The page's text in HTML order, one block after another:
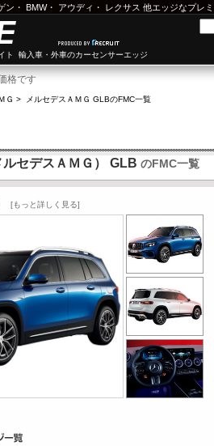
ン ・ BMW・ アウディ ・ レクサス 他エッジなプレ
ト 輸入車・外車のカーセンサーエッジ
格です
Ｇ > メルセデスＡＭＧ GLBのFMC一覧
セデスＡＭＧ） GLB のFMC一覧
[もっと詳しく見る]